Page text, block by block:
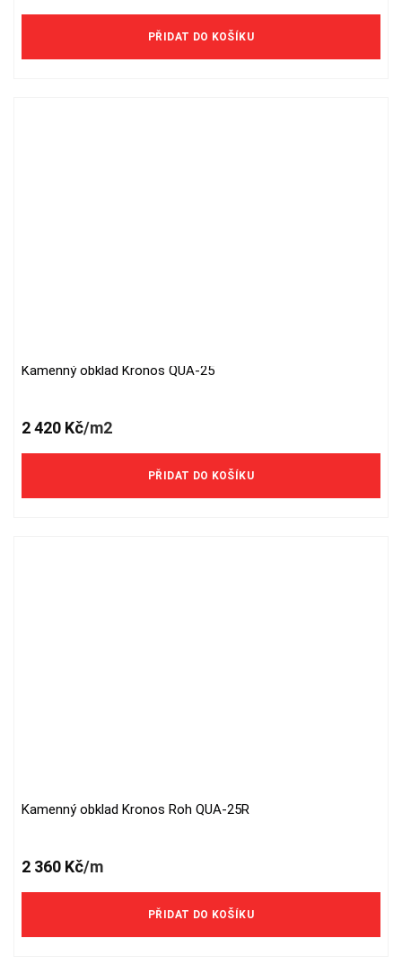
PŘIDAT DO KOŠÍKU
Kamenný obklad Kronos QUA-25
2 420 Kč/m2
PŘIDAT DO KOŠÍKU
Kamenný obklad Kronos Roh QUA-25R
2 360 Kč/m
PŘIDAT DO KOŠÍKU